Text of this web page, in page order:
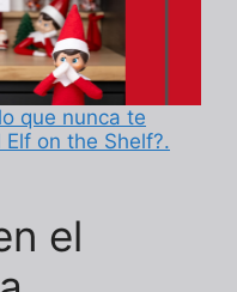
que nunca te
on the Shelf?.
el